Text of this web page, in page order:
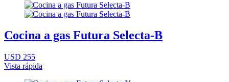
Cocina a gas Futura Selecta-B
USD 255
Vista rápida